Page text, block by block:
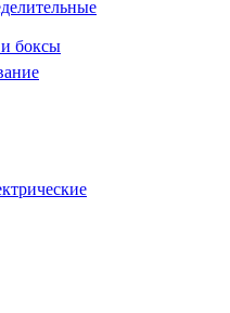
боксы